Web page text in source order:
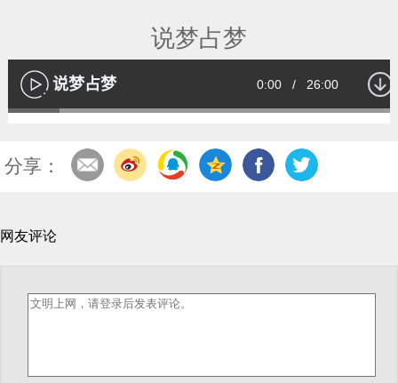
说梦占梦
播
放
说梦占梦 Current
0:00 / Duration
26:00
Loaded:
分享：
网友评论